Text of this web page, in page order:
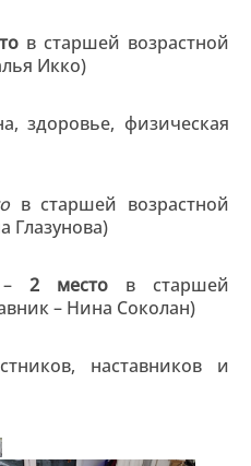
в старшей возрастной
Икко)
здоровье, физическая
в старшей возрастной
Глазунова)
– 2 место в старшей
– Нина Соколан)
наставников и